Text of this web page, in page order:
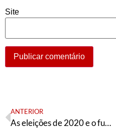
Site
ANTERIOR
As eleições de 2020 e o futuro do PT